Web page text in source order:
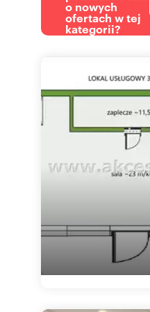
o nowych
ofertach w tej
kategorii?